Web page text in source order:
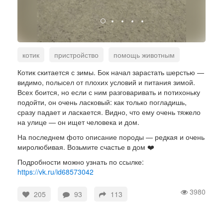
котик пристройство
помощь животным
Котик скитается с зимы. Бок начал зарастать шерстью —
видимо, полысел от плохих условий и питания зимой.
Всех боится, но если с ним разговаривать и потихоньку
подойти, он очень ласковый: как только погладишь,
сразу падает и ласкается. Видно, что ему очень тяжело
на улице — он ищет человека и дом.
На последнем фото описание породы — редкая и очень
миролюбивая. Возьмите счастье в дом ❤️
Подробности можно узнать по ссылке:
https://vk.ru/id68573042
3980
205 93 113